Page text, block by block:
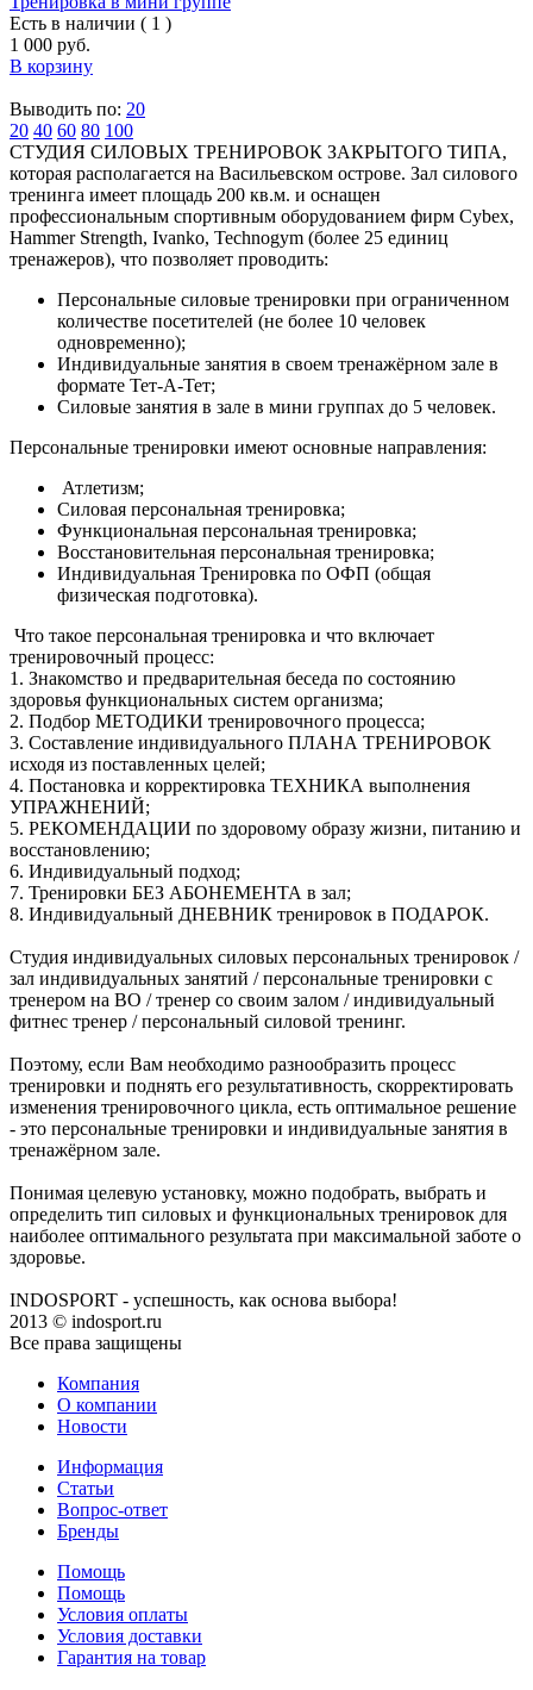
Есть в наличии ( 1 )
1 000 руб.
В корзину
Выводить по: 20
20 40 60 80 100
СТУДИЯ СИЛОВЫХ ТРЕНИРОВОК ЗАКРЫТОГО ТИПА,
которая располагается на Васильевском острове. Зал силового
тренинга имеет площадь 200 кв.м. и оснащен
профессиональным спортивным оборудованием фирм Cybex,
Hammer Strength, Ivanko, Technogym (более 25 единиц
тренажеров), что позволяет проводить:
Персональные силовые тренировки при ограниченном
количестве посетителей (не более 10 человек
одновременно);
Индивидуальные занятия в своем тренажёрном зале в
формате Тет-А-Тет;
Силовые занятия в зале в мини группах до 5 человек.
Персональные тренировки имеют основные направления:
Атлетизм;
Силовая персональная тренировка;
Функциональная персональная тренировка;
Восстановительная персональная тренировка;
Индивидуальная Тренировка по ОФП (общая
физическая подготовка).
Что такое персональная тренировка и что включает
тренировочный процесс:
1. Знакомство и предварительная беседа по состоянию
здоровья функциональных систем организма;
2. Подбор МЕТОДИКИ тренировочного процесса;
3. Составление индивидуального ПЛАНА ТРЕНИРОВОК
исходя из поставленных целей;
4. Постановка и корректировка ТЕХНИКА выполнения
УПРАЖНЕНИЙ;
5. РЕКОМЕНДАЦИИ по здоровому образу жизни, питанию и
восстановлению;
6. Индивидуальный подход;
7. Тренировки БЕЗ АБОНЕМЕНТА в зал;
8. Индивидуальный ДНЕВНИК тренировок в ПОДАРОК.
Студия индивидуальных силовых персональных тренировок /
зал индивидуальных занятий / персональные тренировки с
тренером на ВО / тренер со своим залом / индивидуальный
фитнес тренер / персональный силовой тренинг.
Поэтому, если Вам необходимо разнообразить процесс
тренировки и поднять его результативность, скорректировать
изменения тренировочного цикла, есть оптимальное решение
- это персональные тренировки и индивидуальные занятия в
тренажёрном зале.
Понимая целевую установку, можно подобрать, выбрать и
определить тип силовых и функциональных тренировок для
наиболее оптимального результата при максимальной заботе о
здоровье.
INDOSPORT - успешность, как основа выбора!
2013 © indosport.ru
Все права защищены
Компания
О компании
Новости
Информация
Статьи
Вопрос-ответ
Бренды
Помощь
Помощь
Условия оплаты
Условия доставки
Гарантия на товар